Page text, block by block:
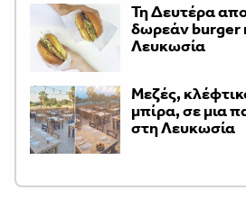
Τη Δευτέρα
δωρεάν burger
Λευκωσία
Μεζές,
μπίρα, σε μια
στη Λευκωσία